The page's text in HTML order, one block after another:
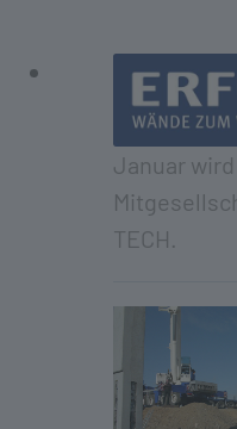
Januar
TECH.